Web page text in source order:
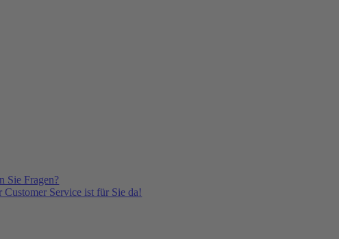
Sie Fragen?
Customer Service ist für Sie da!